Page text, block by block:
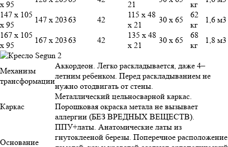
х 95
21
кг
147 х 105
х 95
147 х 20363 42
115 х 48
х 21
30 х 65
62
кг
1,6 м3
167 х 105
х 95
167 х 20363 42
135 х 48
х 21
30 х 65
68
кг
1,8 м3
Механизм
трансформации
Аккордеон. Легко раскладывается, даже 4–
летним ребенком. Перед раскладыванием не
нужно отодвигать от стены.
Каркас
Металлический цельносварной каркас.
Порошковая окраска метала не вызывает
аллергии (БЕЗ ВРЕДНЫХ ВЕЩЕСТВ).
Основание
ППУ+латы. Анатомические латы из
гнутоклееной березы. Поперечное расположение